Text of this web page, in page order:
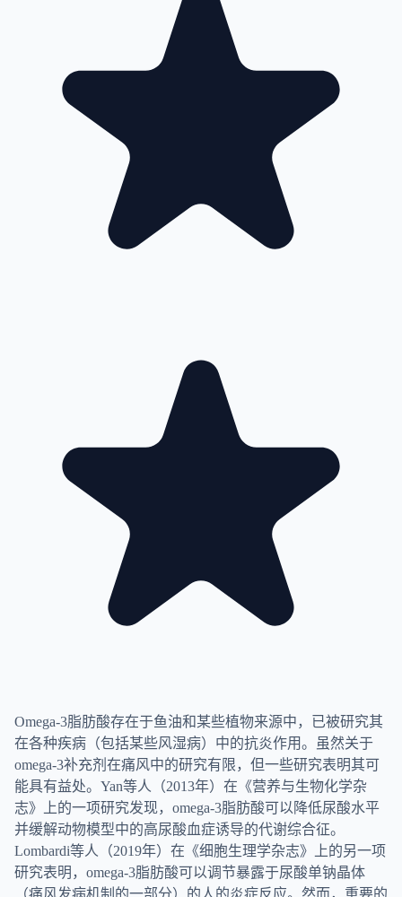
Omega-3脂肪酸存在于鱼油和某些植物来源中，已被研究其
在各种疾病（包括某些风湿病）中的抗炎作用。虽然关于
omega-3补充剂在痛风中的研究有限，但一些研究表明其可
能具有益处。Yan等人（2013年）在《营养与生物化学杂
志》上的一项研究发现，omega-3脂肪酸可以降低尿酸水平
并缓解动物模型中的高尿酸血症诱导的代谢综合征。
Lombardi等人（2019年）在《细胞生理学杂志》上的另一项
研究表明，omega-3脂肪酸可以调节暴露于尿酸单钠晶体
（痛风发病机制的一部分）的人的炎症反应。然而，重要的